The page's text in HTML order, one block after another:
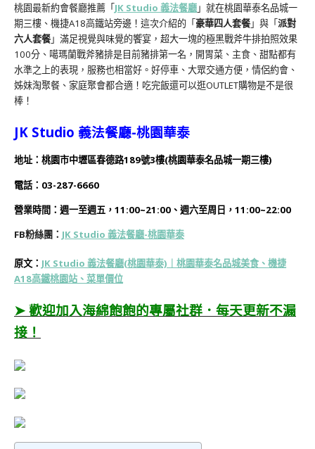
桃園最新約會餐廳推薦「JK Studio 義法餐廳」就在桃園華泰名品城一
期三樓、機捷A18高鐵站旁邊！這次介紹的「豪華四人套餐」與「派對
六人套餐」滿足視覺與味覺的饗宴，超大一塊的極黑戰斧牛排拍照效果
100分、噶瑪蘭戰斧豬排是目前豬排第一名，開胃菜、主食、甜點都有
水準之上的表現，服務也相當好。好停車、大眾交通方便，情侶約會、
姊妹淘聚餐、家庭聚會都合適！吃完飯還可以逛OUTLET購物是不是很
棒！
JK Studio 義法餐廳-桃園華泰
地址：桃園市中壢區春德路189號3樓(桃園華泰名品城一期三樓)
電話： 03-287-6660
營業時間： 週一至週五，11:00~21:00、週六至周日，11:00~22:00
FB粉絲團： JK Studio 義法餐廳-桃園華泰
原文： JK Studio 義法餐廳(桃園華泰)｜桃園華泰名品城美食、機捷
A18高鐵桃園站、菜單價位
➤ 歡迎加入海綿飽飽的專屬社群．每天更新不漏
接！